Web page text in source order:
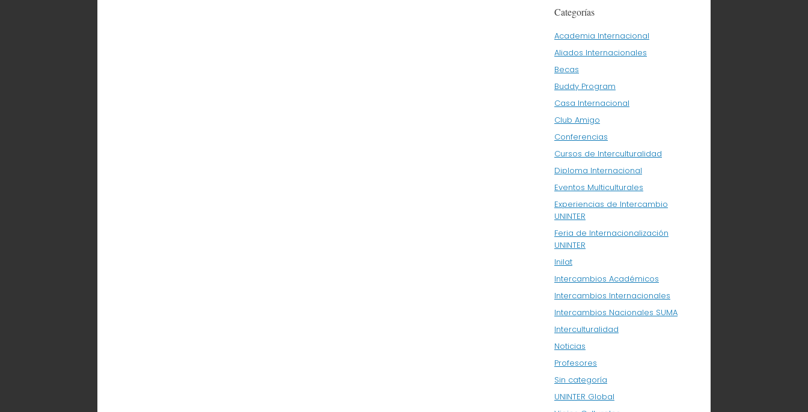
Categorías
Academia Internacional
Aliados Internacionales
Becas
Buddy Program
Casa Internacional
Club Amigo
Conferencias
Cursos de Interculturalidad
Diploma Internacional
Eventos Multiculturales
Experiencias de Intercambio
UNINTER
Feria de Internacionalización
UNINTER
Inilat
Intercambios Académicos
Intercambios Internacionales
Intercambios Nacionales SUMA
Interculturalidad
Noticias
Profesores
Sin categoría
UNINTER Global